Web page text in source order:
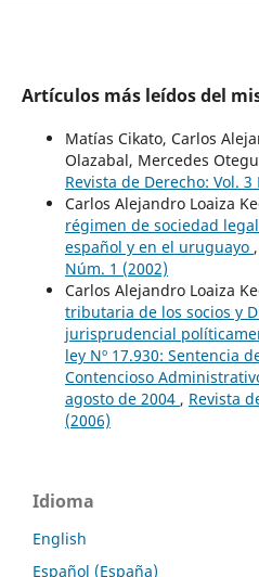
Artículos más leídos del
Matías Cikato, Carlos
Olazabal, Mercedes
Revista de Derecho: Vol.
Carlos Alejandro Loaiza
régimen de sociedad
español y en el uruguayo ,
Núm. 1 (2002)
Carlos Alejandro Loaiza
tributaria de los socios y
jurisprudencial
ley Nº 17.930: Sentencia
Contencioso
agosto de 2004 , Revista
(2006)
Idioma
English
Español (España)